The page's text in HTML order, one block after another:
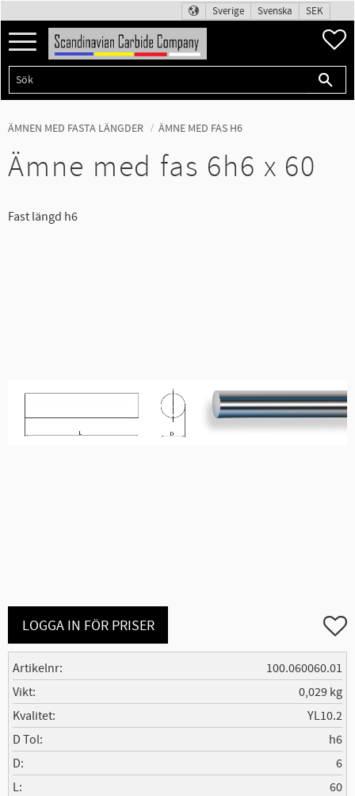
Meny
Sverige Svenska SEK
ÄMNEN MED FASTA LÄNGDER ÄMNE MED FAS H6
Ämne med fas 6h6 x 60
Fast längd h6
LOGGA IN FÖR PRISER Lägg
Artikelnr
100.060060.01
Vikt
0,029 kg
Kvalitet
YL10.2
D Tol
h6
D
6
L
60